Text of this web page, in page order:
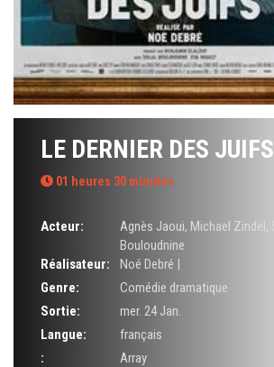
LE DERNIER DES JUIFS
01 heures 30 minutes
Acteur: Agnès Jaoui, Michael Zindel,
Bouloudnine
Réalisateur:
Noé Debré |
Genre:
Comédie dramatique
Sortie:
mer. 24 Jan.
Langue:
français
:
Array